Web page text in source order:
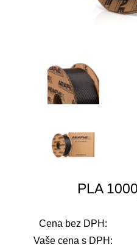
PLA
Cena bez DPH:
Vaše cena s DPH: